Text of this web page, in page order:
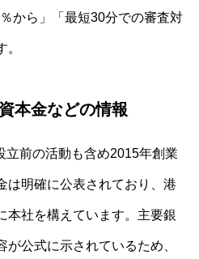
から」「最短30分での審査対
本金などの情報
立前の活動も含め2015年創業
は明確に公表されており、港
本社を構えています。主要銀
公式に示されているため、